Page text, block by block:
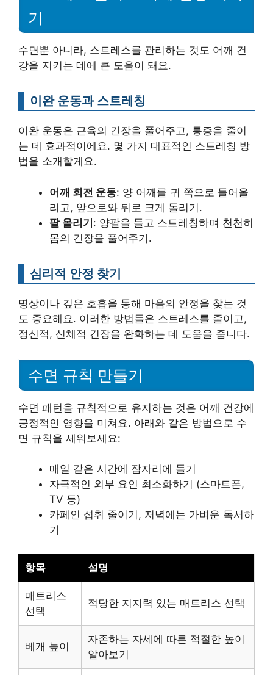
기
수면뿐 아니라, 스트레스를 관리하는 것도 어깨 건
강을 지키는 데에 큰 도움이 돼요.
이완 운동과 스트레칭
이완 운동은 근육의 긴장을 풀어주고, 통증을 줄이
는 데 효과적이에요. 몇 가지 대표적인 스트레칭 방
법을 소개할게요.
어깨 회전 운동: 양 어깨를 귀 쪽으로 들어올
리고, 앞으로와 뒤로 크게 돌리기.
팔 올리기: 양팔을 들고 스트레칭하며 천천히
몸의 긴장을 풀어주기.
심리적 안정 찾기
명상이나 깊은 호흡을 통해 마음의 안정을 찾는 것
도 중요해요. 이러한 방법들은 스트레스를 줄이고,
정신적, 신체적 긴장을 완화하는 데 도움을 줍니다.
수면 규칙 만들기
수면 패턴을 규칙적으로 유지하는 것은 어깨 건강에
긍정적인 영향을 미쳐요. 아래와 같은 방법으로 수
면 규칙을 세워보세요:
매일 같은 시간에 잠자리에 들기
자극적인 외부 요인 최소화하기 (스마트폰,
TV 등)
카페인 섭취 줄이기, 저녁에는 가벼운 독서하
기
항목 설명
매트리스
선택
적당한 지지력 있는 매트리스 선택
베개 높이
자존하는 자세에 따른 적절한 높이
알아보기